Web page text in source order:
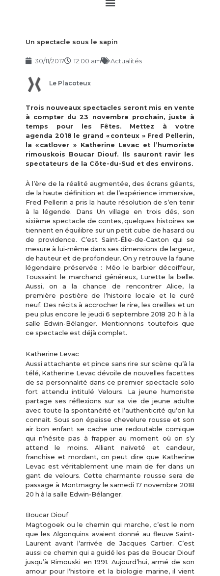
Un spectacle sous le sapin
30/11/2017 12:00 am Actualités
Le Placoteux
Trois nouveaux spectacles seront mis en vente
à compter du 23 novembre prochain, juste à
temps pour les Fêtes. Mettez à votre
agenda 2018 le grand « conteux » Fred Pellerin,
la « catlover » Katherine Levac et l’humoriste
rimouskois Boucar Diouf. Ils sauront ravir les
spectateurs de la Côte-du-Sud et des environs.
À l’ère de la réalité augmentée, des écrans géants,
de la haute définition et de l’expérience immersive,
Fred Pellerin a pris la haute résolution de s’en tenir
à la légende. Dans Un village en trois dés, son
sixième spectacle de contes, quelques histoires se
tiennent en équilibre sur un petit cube de hasard ou
de providence. C’est Saint-Élie-de-Caxton qui se
mesure à lui-même dans ses dimensions de largeur,
de hauteur et de profondeur. On y retrouve la faune
légendaire préservée : Méo le barbier décoiffeur,
Toussaint le marchand généreux, Lurette la belle.
Aussi, on a la chance de rencontrer Alice, la
première postière de l’histoire locale et le curé
neuf. Des récits à accrocher le rire, les oreilles et un
peu plus encore le jeudi 6 septembre 2018 20 h à la
salle Edwin-Bélanger. Mentionnons toutefois que
ce spectacle est déjà complet.
Katherine Levac
Aussi attachante et pince sans rire sur scène qu’à la
télé, Katherine Levac dévoile de nouvelles facettes
de sa personnalité dans ce premier spectacle solo
fort attendu intitulé Velours. La jeune humoriste
partage ses réflexions sur sa vie de jeune adulte
avec toute la spontanéité et l’authenticité qu’on lui
connait. Sous son épaisse chevelure rousse et son
air bon enfant se cache une redoutable comique
qui n’hésite pas à frapper au moment où on s’y
attend le moins. Alliant naïveté et candeur,
franchise et mordant, on peut dire que Katherine
Levac est véritablement une main de fer dans un
gant de velours. Cette charmante rousse sera de
passage à Montmagny le samedi 17 novembre 2018
20 h à la salle Edwin-Bélanger.
Boucar Diouf
Magtogoek ou le chemin qui marche, c’est le nom
que les Algonquins avaient donné au fleuve Saint-
Laurent avant l’arrivée de Jacques Cartier. C’est
aussi ce chemin qui a guidé les pas de Boucar Diouf
jusqu’à Rimouski en 1991. Aujourd’hui, armé de son
amour pour l’histoire et la biologie marine, il vient